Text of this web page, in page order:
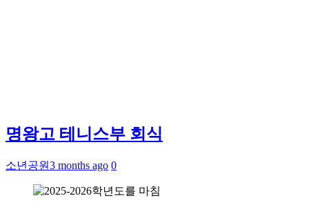
명왕고 테니스부 회식
소년공원3 months ago 0